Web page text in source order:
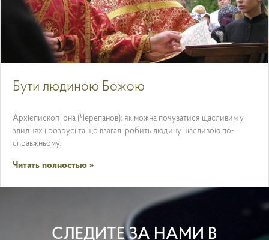
Бути людиною Божою
Архієпископ Іона (Черепанов): як можна почуватися щасливим у
злиднях і розрусі та що взагалі робить людину щасливою по-
справжньому.
Читать полностью »
СЛЕДИТЕ ЗА НАМИ В